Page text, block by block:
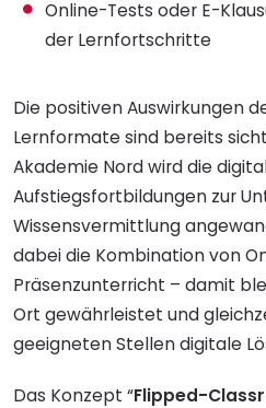
Online-Tests oder E-
der Lernfortschritte
Die positiven Auswirkungen
Lernformate sind bereits
Akademie Nord wird die
Aufstiegsfortbildungen zur
Wissensvermittlung
dabei die Kombination von
Präsenzunterricht – damit
Ort gewährleistet und
geeigneten Stellen digitale
Das Konzept “Flipped-